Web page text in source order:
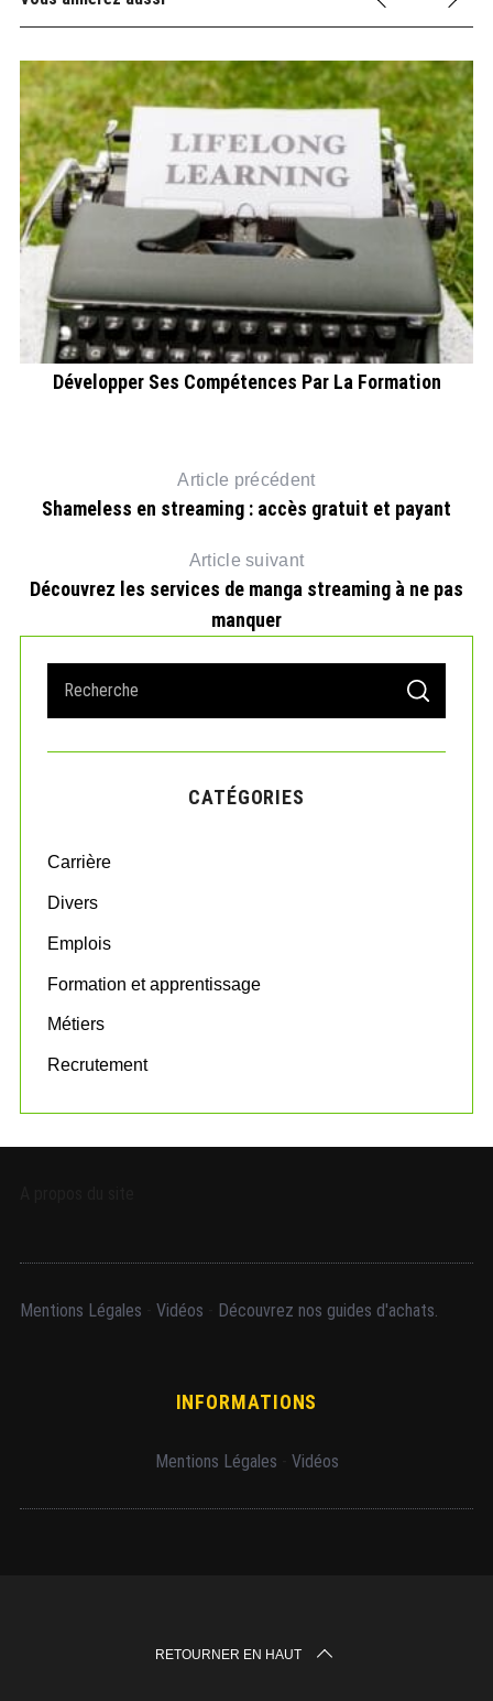
Développer Ses Compétences Par La Formation
Article précédent
Shameless en streaming : accès gratuit et payant
Article suivant
Découvrez les services de manga streaming à ne pas
manquer
a
r
o
:
S
A
C
CATÉGORIES
Carrière
Divers
Emplois
Formation et apprentissage
Métiers
Recrutement
Mentions Légales Vidéos Découvrez nos guides d'achats.
INFORMATIONS
Mentions Légales Vidéos
RETOURNER EN HAUT